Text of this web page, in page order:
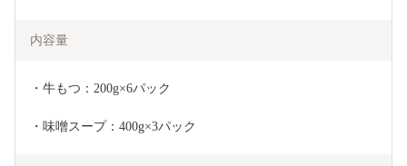
内容量
・牛もつ：200g×6パック
・味噌スープ：400g×3パック